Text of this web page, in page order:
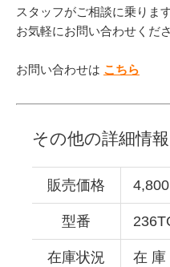
スタッフがご相談に乗ります
お気軽にお問い合わせくださ
お問い合わせは こちら
その他の詳細情報
販売価格
型番
在庫状況 在 庫